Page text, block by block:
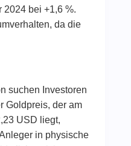
2024 bei +1,6 %.
da die
suchen Investoren
Goldpreis, der am
USD liegt,
in physische